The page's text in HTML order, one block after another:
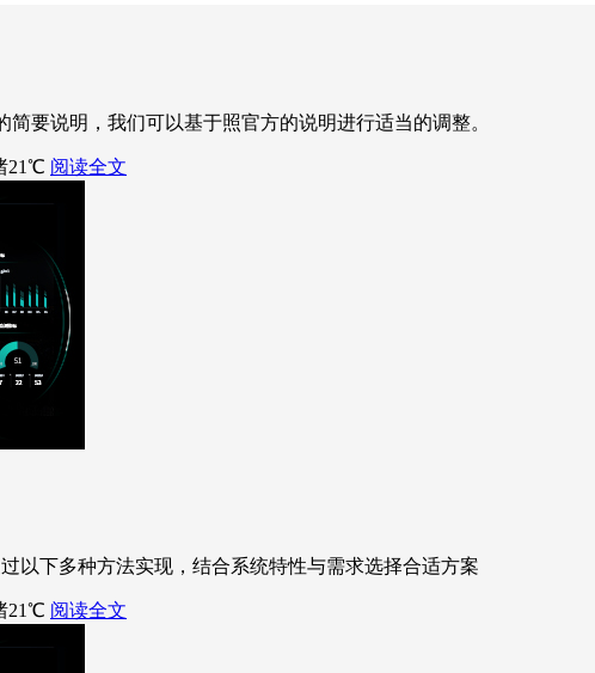
简要说明，我们可以基于照官方的说明进行适当的调整。
21℃ 阅读全文
以下多种方法实现，结合系统特性与需求选择合适方案
21℃ 阅读全文